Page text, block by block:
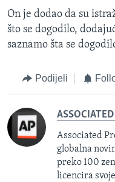
On je dodao da su
što se dogodilo,
saznamo šta se
Podijeli
Associated
globalna
preko 100
licencira